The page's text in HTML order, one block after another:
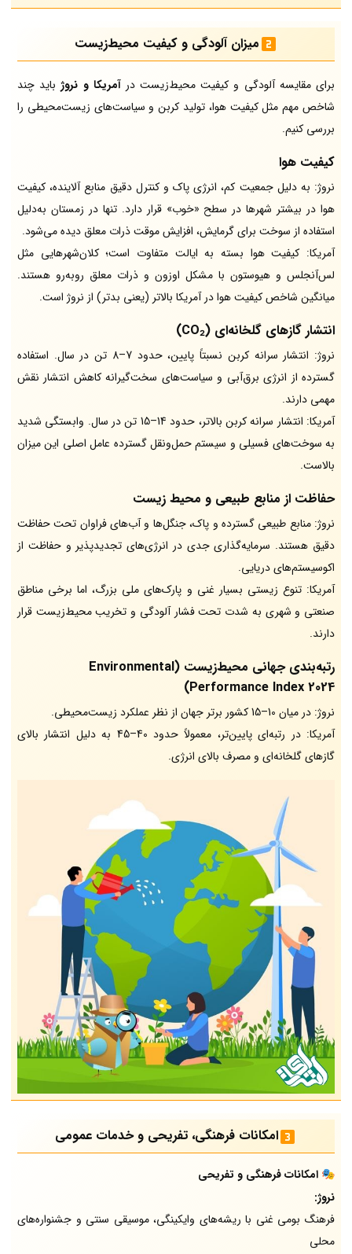
میزان آلودگی و کیفیت محیط‌زیست
برای مقایسه آلودگی و کیفیت محیط‌زیست درآمریکا و نروژ باید چند
شاخص مهم مثل کیفیت هوا، تولید کربن و سیاست‌های زیست‌محیطی را
بررسی کنیم.
کیفیت هوا
نروژ: به دلیل جمعیت کم، انرژی پاک و کنترل دقیق منابع آلاینده، کیفیت
هوا در بیشتر شهرها در سطح «خوب» قرار دارد. تنها در زمستان به‌دلیل
استفاده از سوخت برای گرمایش، افزایش موقت ذرات معلق دیده می‌شود.
آمریکا: کیفیت هوا بسته به ایالت متفاوت است؛ کلان‌شهرهایی مثل
لس‌آنجلس و هیوستون با مشکل اوزون و ذرات معلق روبه‌رو هستند.
میانگین شاخص کیفیت هوا در آمریکا بالاتر (یعنی بدتر) از نروژ است.
انتشار گازهای گلخانه‌ای (CO₂)
نروژ: انتشار سرانه کربن نسبتاً پایین، حدود 7–8 تن در سال. استفاده
گسترده از انرژی برق‌آبی و سیاست‌های سخت‌گیرانه کاهش انتشار نقش
مهمی دارند.
آمریکا: انتشار سرانه کربن بالاتر، حدود 14–15 تن در سال. وابستگی شدید
به سوخت‌های فسیلی و سیستم حمل‌ونقل گسترده عامل اصلی این میزان
بالاست.
حفاظت از منابع طبیعی و محیط زیست
نروژ: منابع طبیعی گسترده و پاک، جنگل‌ها و آب‌های فراوان تحت حفاظت
دقیق هستند. سرمایه‌گذاری جدی در انرژی‌های تجدیدپذیر و حفاظت از
اکوسیستم‌های دریایی.
آمریکا: تنوع زیستی بسیار غنی و پارک‌های ملی بزرگ، اما برخی مناطق
صنعتی و شهری به شدت تحت فشار آلودگی و تخریب محیط‌زیست قرار
دارند.
رتبه‌بندی جهانی محیط‌زیست (Environmental
Performance Index 2024)
نروژ: در میان 10–15 کشور برتر جهان از نظر عملکرد زیست‌محیطی.
آمریکا: در رتبه‌ای پایین‌تر، معمولاً حدود 40–45 به دلیل انتشار بالای
گازهای گلخانه‌ای و مصرف بالای انرژی.
امکانات فرهنگی، تفریحی و خدمات عمومی
🎭 امکانات فرهنگی و تفریحی
نروژ:
فرهنگ بومی غنی با ریشه‌های وایکینگی، موسیقی سنتی و جشنواره‌های
محلی